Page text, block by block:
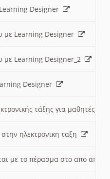
Designer
με Learning Designer
με Learning Designer_2
Designer
τάξης για μαθητές
ηλεκτρονικη ταξη
με το πέρασμα στο απο